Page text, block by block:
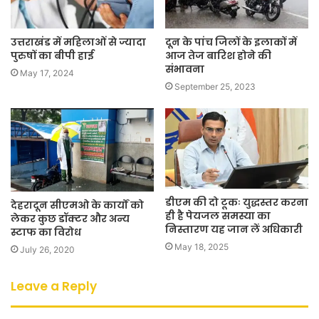
उत्तराखंड में महिलाओं से ज्यादा
पुरुषों का बीपी हाई
May 17, 2024
दून के पांच जिलों के इलाकों में
आज तेज बारिश होने की
संभावना
September 25, 2023
देहरादून सीएमओ के कार्यों को
लेकर कुछ डॉक्टर और अन्य
स्टाफ का विरोध
July 26, 2020
डीएम की दो टूकः युद्धस्तर करना
ही है पेयजल समस्या का
निस्तारण यह जान लें अधिकारी
May 18, 2025
Leave a Reply